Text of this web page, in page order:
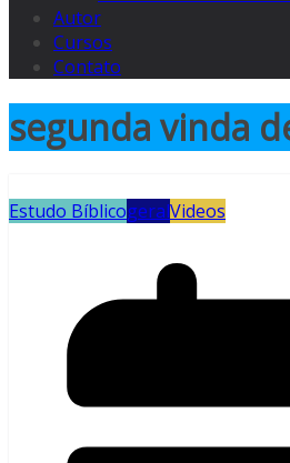
Autor
Cursos
Contato
segunda vinda
Estudo BíblicogeralVideos